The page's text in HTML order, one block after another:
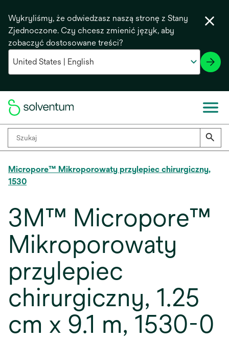
Wykryliśmy, że odwiedzasz naszą stronę z Stany
Zjednoczone. Czy chcesz zmienić język, aby
zobaczyć dostosowane treści?
Micropore™ Mikroporowaty przylepiec chirurgiczny,
1530
3M™ Micropore™
Mikroporowaty
przylepiec
chirurgiczny, 1.25
cm x 9.1 m, 1530-0